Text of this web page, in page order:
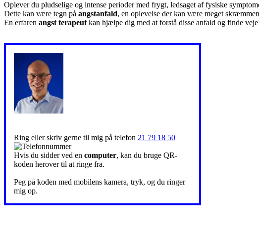
Oplever du pludselige og intense perioder med frygt, ledsaget af fysiske
Dette kan være tegn på angstanfald, en oplevelse der kan være meget
En erfaren angst terapeut kan hjælpe dig med at forstå disse anfald og finde
Ring eller skriv gerne til mig på telefon 21 79 18 50
Hvis du sidder ved en computer, kan du bruge QR-
koden herover til at ringe fra.
Peg på koden med mobilens kamera, tryk, og du ringer
mig op.